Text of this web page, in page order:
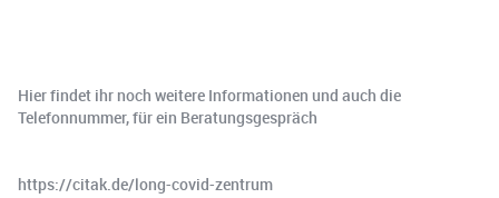
Hier findet ihr noch weitere Informationen und auch die
Telefonnummer, für ein Beratungsgespräch
https://citak.de/long-covid-zentrum